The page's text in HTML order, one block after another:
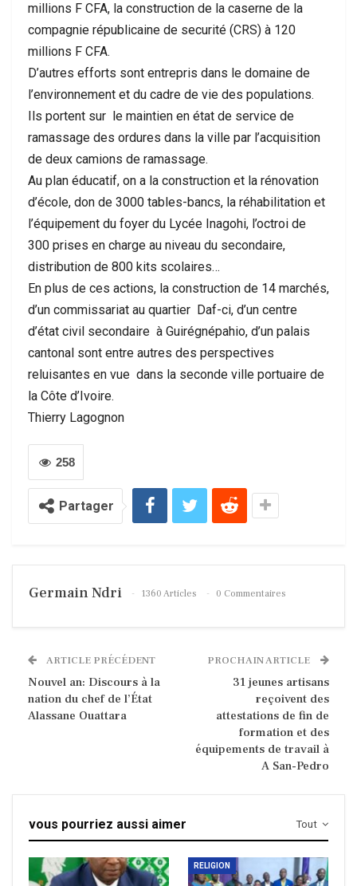
millions F CFA, la construction de la caserne de la
compagnie républicaine de securité (CRS) à 120
millions F CFA.
D’autres efforts sont entrepris dans le domaine de
l’environnement et du cadre de vie des populations.
Ils portent sur le maintien en état de service de
ramassage des ordures dans la ville par l’acquisition
de deux camions de ramassage.
Au plan éducatif, on a la construction et la rénovation
d’école, don de 3000 tables-bancs, la réhabilitation et
l’équipement du foyer du Lycée Inagohi, l’octroi de
300 prises en charge au niveau du secondaire,
distribution de 800 kits scolaires…
En plus de ces actions, la construction de 14 marchés,
d’un commissariat au quartier Daf-ci, d’un centre
d’état civil secondaire à Guirégnépahio, d’un palais
cantonal sont entre autres des perspectives
reluisantes en vue dans la seconde ville portuaire de
la Côte d’Ivoire.
Thierry Lagognon
258
Partager
Germain Ndri 1360 Articles 0 Commentaires
ARTICLE PRÉCÉDENT
Nouvel an: Discours à la
nation du chef de l’État
Alassane Ouattara
PROCHAIN ARTICLE
31 jeunes artisans
reçoivent des
attestations de fin de
formation et des
équipements de travail à
A San-Pedro
Tout
vous pourriez aussi aimer
RELIGION